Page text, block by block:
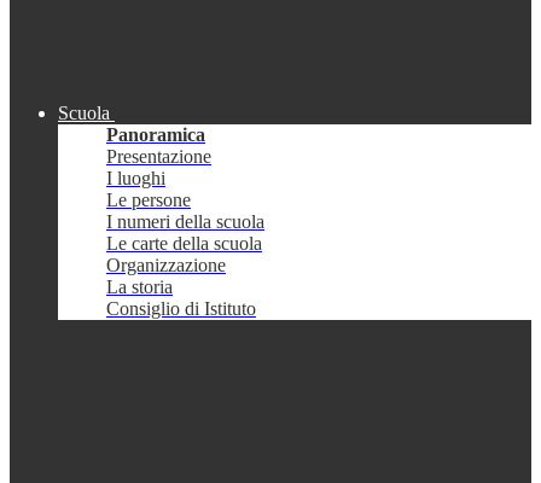
Scuola
Panoramica
Presentazione
I luoghi
Le persone
I numeri della scuola
Le carte della scuola
Organizzazione
La storia
Consiglio di Istituto